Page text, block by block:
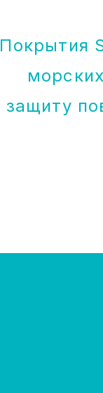
Покрытия
защиту